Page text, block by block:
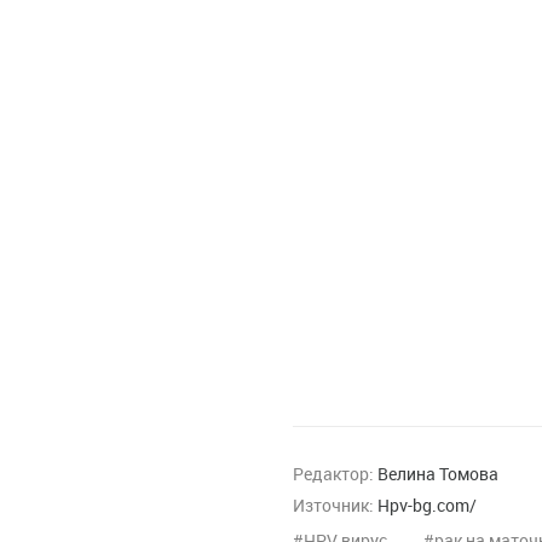
Редактор: Велина Томова
Източник: Hpv-bg.com/